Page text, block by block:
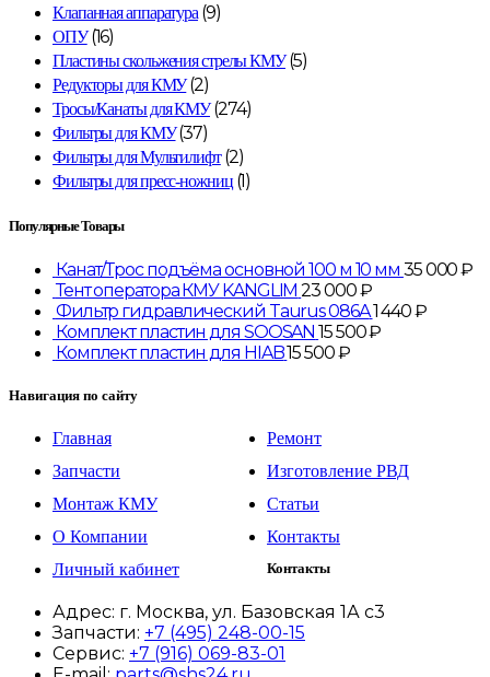
Клапанная аппаратура (9)
ОПУ (16)
Пластины скольжения стрелы КМУ (5)
Редукторы для КМУ (2)
Тросы/Канаты для КМУ (274)
Фильтры для КМУ (37)
Фильтры для Мультилифт (2)
Фильтры для пресс-ножниц (1)
Популярные Товары
Канат/Трос подъёма основной 100 м 10 мм 35 000₽
Тент оператора КМУ KANGLIM 23 000₽
Фильтр гидравлический Taurus 086A1 440₽
Комплект пластин для SOOSAN 15 500₽
Комплект пластин для HIAB15 500₽
Навигация по сайту
Главная
Ремонт
Запчасти
Изготовление РВД
Монтаж КМУ
Статьи
О Компании
Контакты
Личный кабинет
Контакты
Адрес: г. Москва, ул. Базовская 1А с3
Запчасти: +7 (495) 248-00-15
Сервис: +7 (916) 069-83-01